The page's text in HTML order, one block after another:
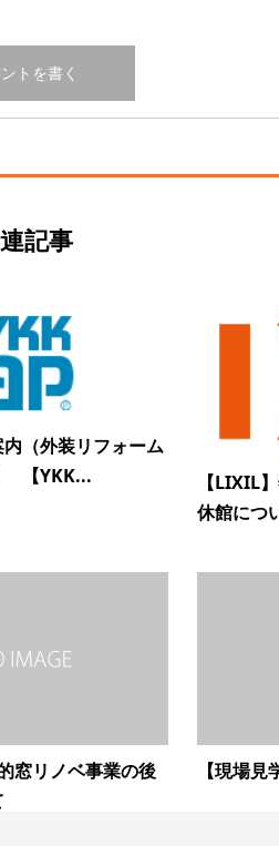
記事
（外装リフォーム
【YKK...
【LIXIL
休館につ
窓リノベ事業の後
【現場見